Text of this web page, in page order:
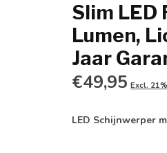
Slim LED
Lumen,
Jaar
€49,95 Excl.
LED Schijnwerper